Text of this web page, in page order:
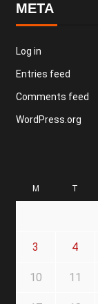
META
Log in
Entries feed
Comments feed
WordPress.org
M T
3 4
10 11